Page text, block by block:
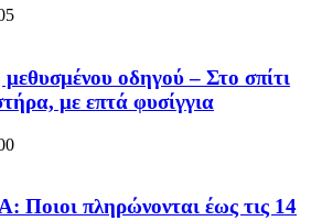
οδηγού – Στο σπίτι
με επτά φυσίγγια
πληρώνονται έως τις 14